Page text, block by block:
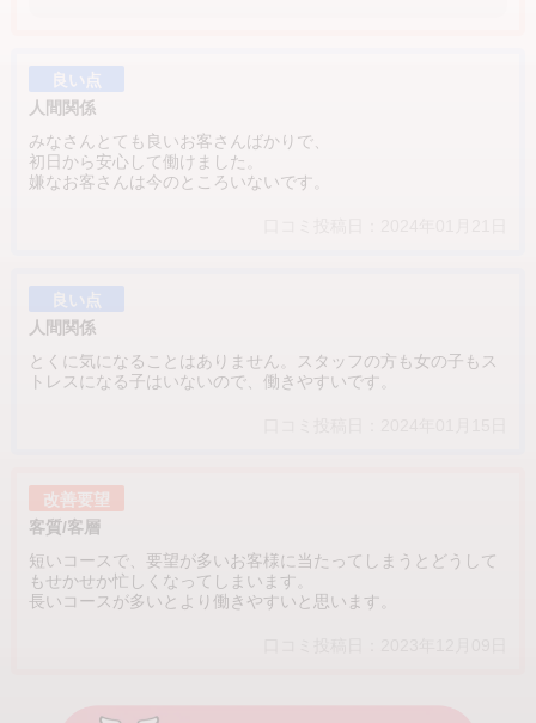
良い点
人間関係
みなさんとても良いお客さんばかりで、
初日から安心して働けました。
嫌なお客さんは今のところいないです。
良い点
人間関係
とくに気になることはありません。スタッフの方も女の子もス
トレスになる子はいないので、働きやすいです。
改善要望
客質/客層
短いコースで、要望が多いお客様に当たってしまうとどうして
もせかせか忙しくなってしまいます。
長いコースが多いとより働きやすいと思います。